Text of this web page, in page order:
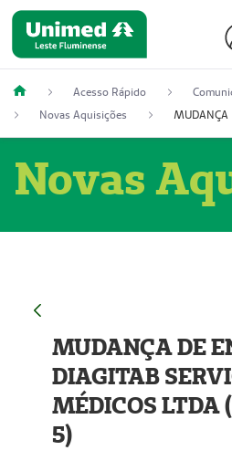
Acesso Rápido
Novas Aquisições
Novas
MUDANÇA DE
DIAGITAB
MÉDICOS
5)